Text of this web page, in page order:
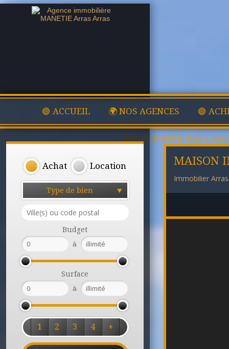
🟢 ACCUEIL 🌍 NOS AGENCES 🟢
✅ BIENS VENDUS PAR
Achat Location
Type de bien
Budget
à
Surface
à
1 2 3 4 +
MAISON
Immobilier Arras